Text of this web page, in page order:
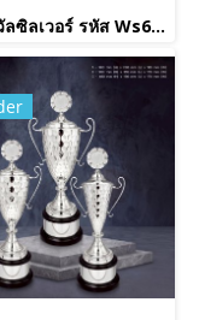
ถ้วยรางวัลซิลเวอร์ รหัส Ws6199